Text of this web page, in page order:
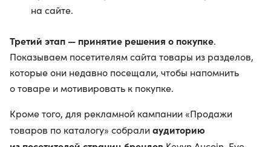
на сайте.
Третий этап — принятие решения о покупке.
Показываем посетителям сайта товары из разделов,
которые они недавно посещали, чтобы напомнить
о товаре и мотивировать к покупке.
Кроме того, для рекламной кампании «Продажи
товаров по каталогу» собралиаудиторию